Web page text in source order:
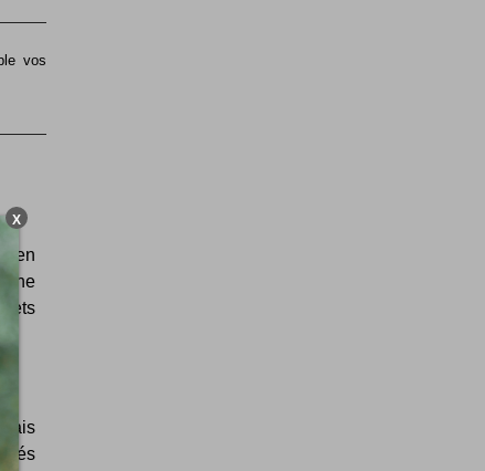
vos
en
ne
X